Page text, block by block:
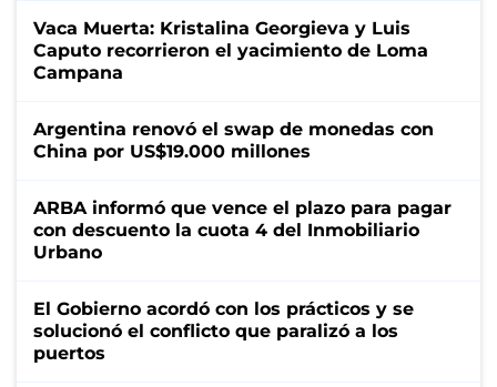
Vaca Muerta: Kristalina Georgieva y Luis
Caputo recorrieron el yacimiento de Loma
Campana
Argentina renovó el swap de monedas con
China por US$19.000 millones
ARBA informó que vence el plazo para pagar
con descuento la cuota 4 del Inmobiliario
Urbano
El Gobierno acordó con los prácticos y se
solucionó el conflicto que paralizó a los
puertos